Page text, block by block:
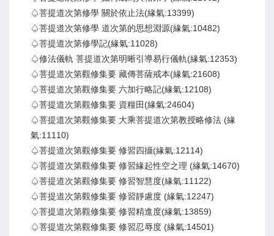
♤菩提道次第修學 關於依止法(緣氣:13399)
♤菩提道次第修學 道次第的思想淵源(緣氣:10482)
♤菩提道次第修學記(緣氣:11028)
♤修法儀軌 菩提道次第明晰引導易行儀軌(緣氣:12353)
♤菩提道次第觀修集要 藏傳菩薩戒本(緣氣:21608)
♤菩提道次第觀修集要 六加行略記(緣氣:12108)
♤菩提道次第觀修集要 資糧田(緣氣:24604)
♤菩提道次第觀修集要 大乘菩提道次第教授略修法 (緣
氣:11110)
♤菩提道次第觀修集要 修習四攝(緣氣:12114)
♤菩提道次第觀修集要 修習緣起性空之理 (緣氣:14670)
♤菩提道次第觀修集要 修習智慧度(緣氣:11122)
♤菩提道次第觀修集要 修習靜慮度 (緣氣:12247)
♤菩提道次第觀修集要 修習精進度(緣氣:13859)
♤菩提道次第觀修集要 修習忍辱度 (緣氣:14501)